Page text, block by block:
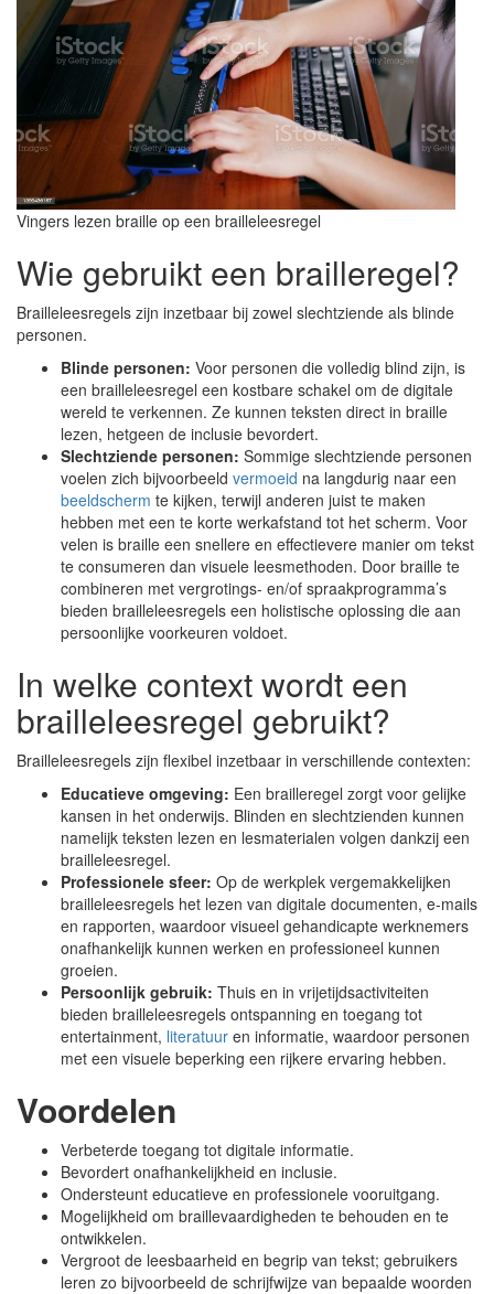
Vingers lezen braille op een brailleleesregel
Wie gebruikt een brailleregel?
Brailleleesregels zijn inzetbaar bij zowel slechtziende als blinde
personen.
Blinde personen: Voor personen die volledig blind zijn, is
een brailleleesregel een kostbare schakel om de digitale
wereld te verkennen. Ze kunnen teksten direct in braille
lezen, hetgeen de inclusie bevordert.
Slechtziende personen: Sommige slechtziende personen
voelen zich bijvoorbeeld vermoeid na langdurig naar een
beeldscherm te kijken, terwijl anderen juist te maken
hebben met een te korte werkafstand tot het scherm. Voor
velen is braille een snellere en effectievere manier om tekst
te consumeren dan visuele leesmethoden. Door braille te
combineren met vergrotings- en/of spraakprogramma’s
bieden brailleleesregels een holistische oplossing die aan
persoonlijke voorkeuren voldoet.
In welke context wordt een
brailleleesregel gebruikt?
Brailleleesregels zijn flexibel inzetbaar in verschillende contexten:
Educatieve omgeving: Een brailleregel zorgt voor gelijke
kansen in het onderwijs. Blinden en slechtzienden kunnen
namelijk teksten lezen en lesmaterialen volgen dankzij een
brailleleesregel.
Professionele sfeer: Op de werkplek vergemakkelijken
brailleleesregels het lezen van digitale documenten, e-mails
en rapporten, waardoor visueel gehandicapte werknemers
onafhankelijk kunnen werken en professioneel kunnen
groeien.
Persoonlijk gebruik: Thuis en in vrijetijdsactiviteiten
bieden brailleleesregels ontspanning en toegang tot
entertainment, literatuur en informatie, waardoor personen
met een visuele beperking een rijkere ervaring hebben.
Voordelen
Verbeterde toegang tot digitale informatie.
Bevordert onafhankelijkheid en inclusie.
Ondersteunt educatieve en professionele vooruitgang.
Mogelijkheid om braillevaardigheden te behouden en te
ontwikkelen.
Vergroot de leesbaarheid en begrip van tekst; gebruikers
leren zo bijvoorbeeld de schrijfwijze van bepaalde woorden